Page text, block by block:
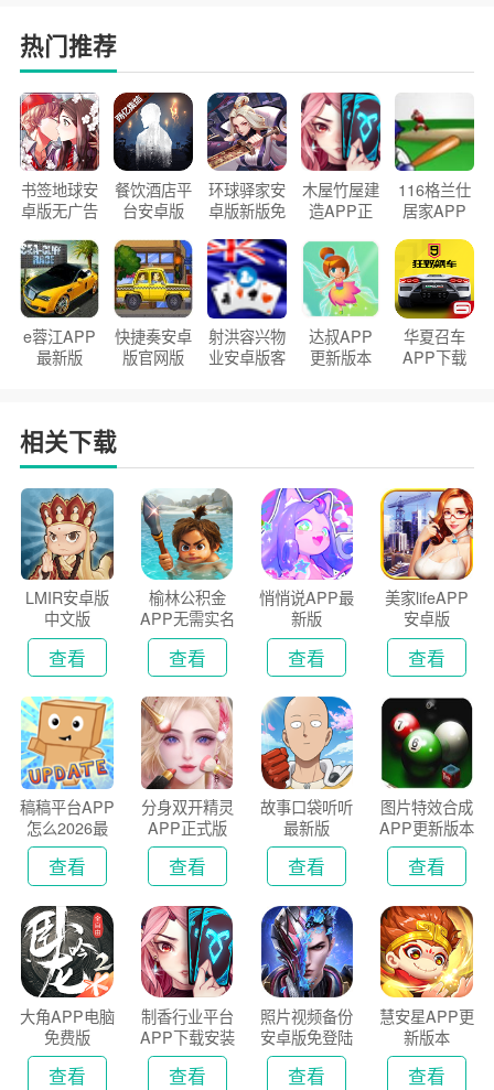
热门推荐
书签地球安
卓版无广告
餐饮酒店平
台安卓版
环球驿家安
卓版新版免
木屋竹屋建
造APP正
116格兰仕
居家APP
e蓉江APP
最新版
快捷奏安卓
版官网版
射洪容兴物
业安卓版客
达叔APP
更新版本
华夏召车
APP下载
相关下载
LMIR安卓版
中文版
查看
榆林公积金
APP无需实名
认证版
查看
悄悄说APP最
新版
查看
美家lifeAPP
安卓版
查看
稿稿平台APP
怎么2026最
新版
查看
分身双开精灵
APP正式版
查看
故事口袋听听
最新版
查看
图片特效合成
APP更新版本
2026
查看
大角APP电脑
免费版
查看
制香行业平台
APP下载安装
2026
查看
照片视频备份
安卓版免登陆
版
查看
慧安星APP更
新版本
查看